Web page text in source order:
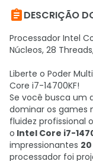
DESCRIÇÃO
Processador Intel
Núcleos, 28
Liberte o Poder
Core i7-14700KF!
Se você busca um
dominar os games
fluidez profissional
o Intel Core i7-
impressionantes
processador foi